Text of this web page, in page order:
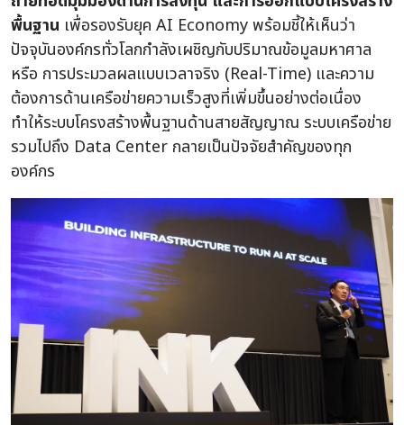
พื้นฐาน เพื่อรองรับยุค AI Economy พร้อมชี้ให้เห็นว่า
ปัจจุบันองค์กรทั่วโลกกำลังเผชิญกับปริมาณข้อมูลมหาศาล
หรือ การประมวลผลแบบเวลาจริง (Real-Time) และความ
ต้องการด้านเครือข่ายความเร็วสูงที่เพิ่มขึ้นอย่างต่อเนื่อง
ทำให้ระบบโครงสร้างพื้นฐานด้านสายสัญญาณ ระบบเครือข่าย
รวมไปถึง Data Center กลายเป็นปัจจัยสำคัญของทุก
องค์กร